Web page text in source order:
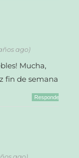
ago)
Mucha,
fin de semana!
Responder